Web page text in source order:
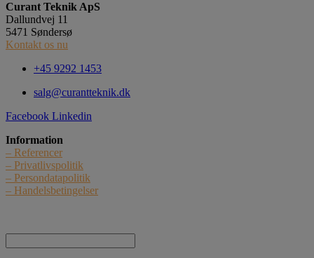
Curant Teknik ApS
Dallundvej 11
5471 Søndersø
Kontakt os nu
+45 9292 1453
salg@curantteknik.dk
Facebook Linkedin
Information
– Referencer
– Privatlivspolitik
– Persondatapolitik
– Handelsbetingelser